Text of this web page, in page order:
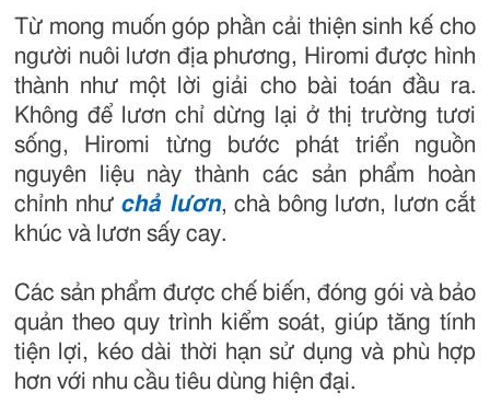
Từ mong muốn góp phần cải thiện sinh kế cho
người nuôi lươn địa phương, Hiromi được hình
thành như một lời giải cho bài toán đầu ra.
Không để lươn chỉ dừng lại ở thị trường tươi
sống, Hiromi từng bước phát triển nguồn
nguyên liệu này thành các sản phẩm hoàn
chỉnh như chả lươn, chà bông lươn, lươn cắt
khúc và lươn sấy cay.
Các sản phẩm được chế biến, đóng gói và bảo
quản theo quy trình kiểm soát, giúp tăng tính
tiện lợi, kéo dài thời hạn sử dụng và phù hợp
hơn với nhu cầu tiêu dùng hiện đại.